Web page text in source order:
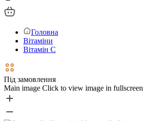
Головна
Вітаміни
Вітамін С
Під замовлення
Main image Click to view image in fullscreen